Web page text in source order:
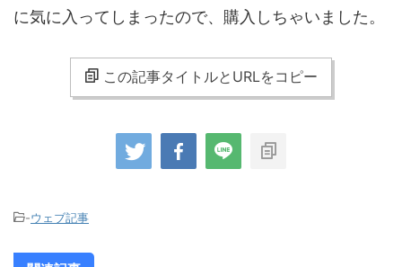
に気に入ってしまったので、購入しちゃいました。
この記事タイトルとURLをコピー
-ウェブ記事